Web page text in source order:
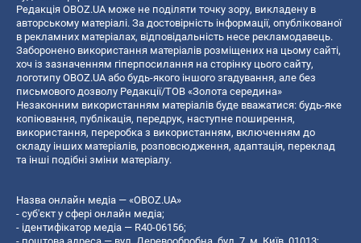
Редакція OBOZ.UA може не поділяти точку зору, викладену в
авторському матеріалі. За достовірність інформації, опублікованої
в рекламних матеріалах, відповідальність несе рекламодавець.
Заборонено використання матеріалів розміщених на цьому сайті,
хоч із зазначенням гіперпосилання на сторінку цього сайту,
логотипу OBOZ.UA або будь-якого іншого згадування, але без
письмового дозволу Редакції/ТОВ «Золота середина»
Незаконним використанням матеріалів буде вважатися: будь-яке
копiювання, публiкацiя, передрук, наступне поширення,
використання, переробка з використанням, включенням до
складу інших матеріалів, розповсюдження, адаптація, переклад
та інші подібні зміни матеріалу.
Назва онлайн медіа — «OBOZ.UA»
- суб'єкт у сфері онлайн медіа;
- ідентифікатор медіа — R40-06156;